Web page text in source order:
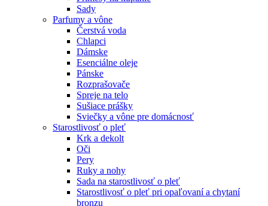
Sady
Parfumy a vône
Čerstvá voda
Chlapci
Dámske
Esenciálne oleje
Pánske
Rozprašovače
Spreje na telo
Sušiace prášky
Sviečky a vône pre domácnosť
Starostlivosť o pleť
Krk a dekolt
Oči
Pery
Ruky a nohy
Sada na starostlivosť o pleť
Starostlivosť o pleť pri opaľovaní a chytaní
bronzu